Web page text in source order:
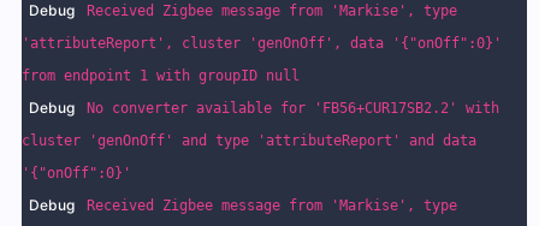
Debug
Received Zigbee message from 'Markise', type
'attributeReport', cluster 'genOnOff', data '{"onOff":0}'
from endpoint 1 with groupID null
Debug
No converter available for 'FB56+CUR17SB2.2' with
cluster 'genOnOff' and type 'attributeReport' and data
'{"onOff":0}'
Debug
Received Zigbee message from 'Markise', type